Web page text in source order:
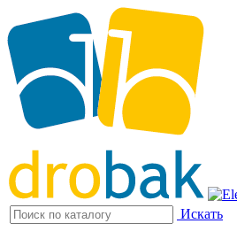
Искать